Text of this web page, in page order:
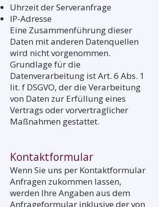
Uhrzeit der Serveranfrage
IP-Adresse
Eine Zusammenführung dieser
Daten mit anderen Datenquellen
wird nicht vorgenommen.
Grundlage für die
Datenverarbeitung ist Art. 6 Abs. 1
lit. f DSGVO, der die Verarbeitung
von Daten zur Erfüllung eines
Vertrags oder vorvertraglicher
Maßnahmen gestattet.
Kontaktformular
Wenn Sie uns per Kontaktformular
Anfragen zukommen lassen,
werden Ihre Angaben aus dem
Anfrageformular inklusive der von